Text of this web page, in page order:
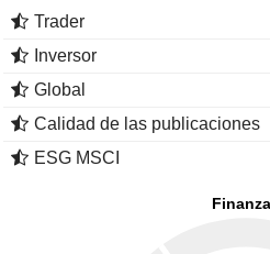
Trader
Inversor
Global
Calidad de las publicaciones
ESG MSCI